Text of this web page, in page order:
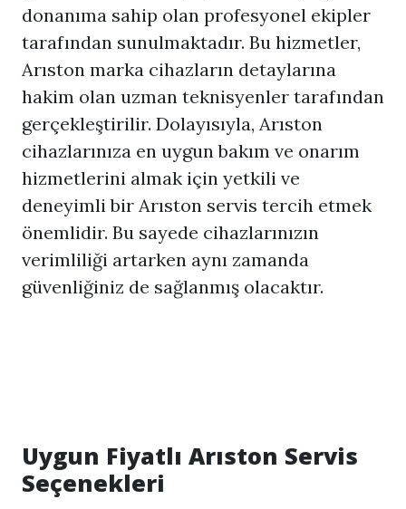
donanıma sahip olan profesyonel ekipler
tarafından sunulmaktadır. Bu hizmetler,
Arıston marka cihazların detaylarına
hakim olan uzman teknisyenler tarafından
gerçekleştirilir. Dolayısıyla, Arıston
cihazlarınıza en uygun bakım ve onarım
hizmetlerini almak için yetkili ve
deneyimli bir Arıston servis tercih etmek
önemlidir. Bu sayede cihazlarınızın
verimliliği artarken aynı zamanda
güvenliğiniz de sağlanmış olacaktır.
Uygun Fiyatlı Arıston Servis
Seçenekleri